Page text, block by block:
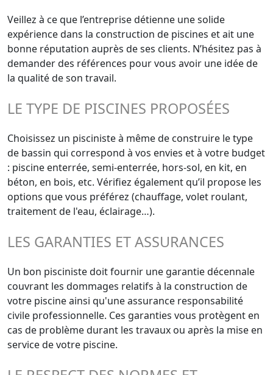
Veillez à ce que l’entreprise détienne une solide
expérience dans la construction de piscines et ait une
bonne réputation auprès de ses clients. N’hésitez pas à
demander des références pour vous avoir une idée de
la qualité de son travail.
LE TYPE DE PISCINES PROPOSÉES
Choisissez un pisciniste à même de construire le type
de bassin qui correspond à vos envies et à votre budget
: piscine enterrée, semi-enterrée, hors-sol, en kit, en
béton, en bois, etc. Vérifiez également qu’il propose les
options que vous préférez (chauffage, volet roulant,
traitement de l'eau, éclairage…).
LES GARANTIES ET ASSURANCES
Un bon pisciniste doit fournir une garantie décennale
couvrant les dommages relatifs à la construction de
votre piscine ainsi qu'une assurance responsabilité
civile professionnelle. Ces garanties vous protègent en
cas de problème durant les travaux ou après la mise en
service de votre piscine.